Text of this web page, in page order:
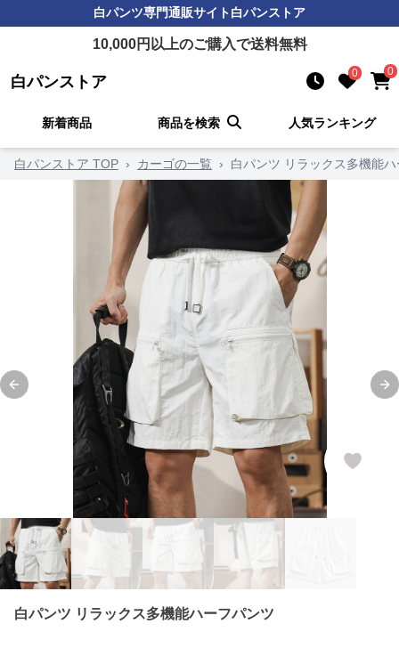
白パンツ専門通販サイト白パンストア
10,000円以上のご購入で送料無料
白パンストア 0 0
新着商品 商品を検索 人気ランキング
白パンストア TOP › カーゴの一覧 › 白パンツ リラックス多機能
Previous slide
白パンツ リラックス多機能ハーフパンツ